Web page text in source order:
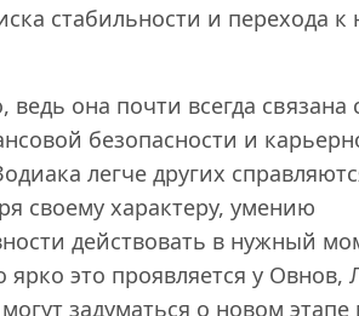
стабильности и перехода к
она почти всегда связана
безопасности и
легче других
своему характеру, умению
действовать в нужный
это проявляется у Овнов,
задуматься о новом этапе